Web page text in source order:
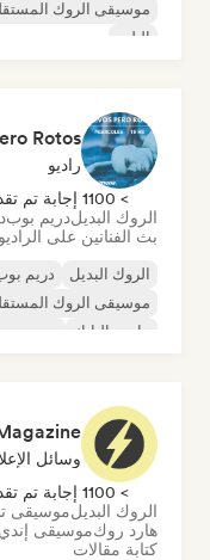
موسيقى الروك
البلوز
Rotos
راديو
> 1100 إجابة تم تقديمها
الروك البديلدريم بوب
بث الفنانين على الراديو
الروك البديل دريم
موسيقى الروك
ما بعد البانك
بوست
وسائل
> 1100 إجابة تم تقديمها
الروك البديلموسيقى
هارد روكموسيقى
كتابة مقالات